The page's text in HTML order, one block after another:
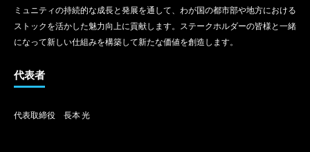
ミュニティの持続的な成長と発展を通して、わが国の都市部や地方における
ストックを活かした魅力向上に貢献します。ステークホルダーの皆様と一緒
になって新しい仕組みを構築して新たな価値を創造します。
代表者
代表取締役 長本 光